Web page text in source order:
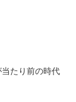
たり前の時代